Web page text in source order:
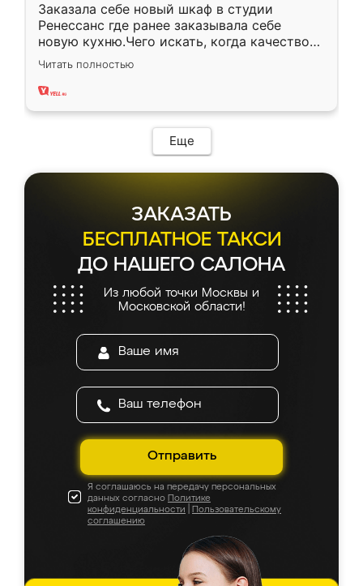
Заказала себе новый шкаф в студии
Ренессанс где ранее заказывала себе
новую кухню.Чего искать, когда качеством
вполне довольна. Служит кухня уже почти
два года, нареканий нет.
Читать полностью
Еще
ЗАКАЗАТЬ
БЕСПЛАТНОЕ ТАКСИ
ДО НАШЕГО САЛОНА
Из любой точки Москвы и
Московской области!
Отправить
Я соглашаюсь на передачу персональных
данных согласно Политике
конфиденциальности
Пользовательскому
соглашению